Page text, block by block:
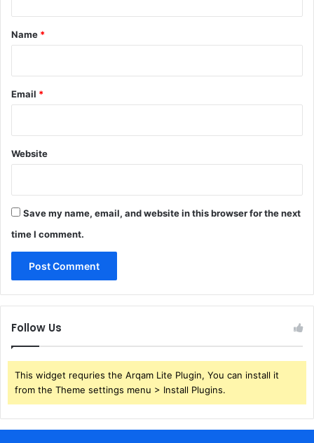
*
Name *
Email *
Website
Save my name, email, and website in this browser for the next
time I comment.
Follow Us
This widget requries the Arqam Lite Plugin, You can install it
from the Theme settings menu > Install Plugins.